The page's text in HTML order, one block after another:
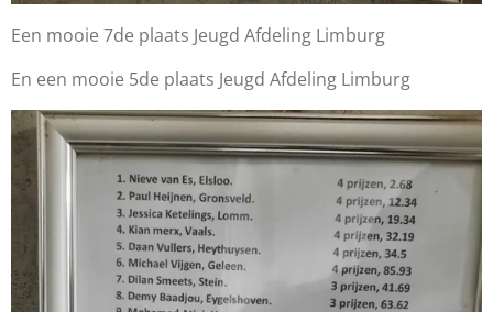
Een mooie 7de plaats Jeugd Afdeling Limburg
En een mooie 5de plaats Jeugd Afdeling Limburg